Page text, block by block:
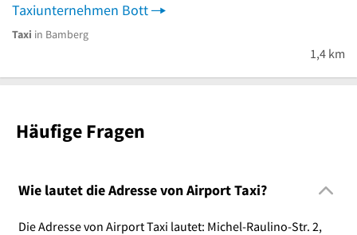
Taxiunternehmen Bott
Taxi in Bamberg
1,4 km
Häufige Fragen
Wie lautet die Adresse von Airport Taxi?
Die Adresse von Airport Taxi lautet: Michel-Raulino-Str. 2,